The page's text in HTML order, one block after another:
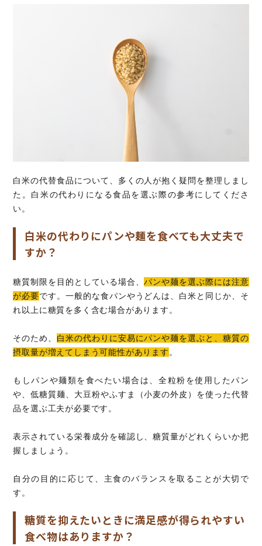
白米の代替食品について、多くの人が抱く疑問を整理しまし
た。白米の代わりになる食品を選ぶ際の参考にしてくださ
い。
白米の代わりにパンや麺を食べても大丈夫で
すか？
糖質制限を目的としている場合、パンや麺を選ぶ際には注意
が必要です。一般的な食パンやうどんは、白米と同じか、そ
れ以上に糖質を多く含む場合があります。
そのため、 白米の代わりに安易にパンや麺を選ぶと、糖質の
摂取量が増えてしまう可能性があります 。
もしパンや麺類を食べたい場合は、全粒粉を使用したパン
や、低糖質麺、大豆粉やふすま（小麦の外皮）を使った代替
品を選ぶ工夫が必要です。
表示されている栄養成分を確認し、糖質量がどれくらいか把
握しましょう。
自分の目的に応じて、主食のバランスを取ることが大切で
す。
糖質を抑えたいときに満足感が得られやすい
食べ物はありますか？